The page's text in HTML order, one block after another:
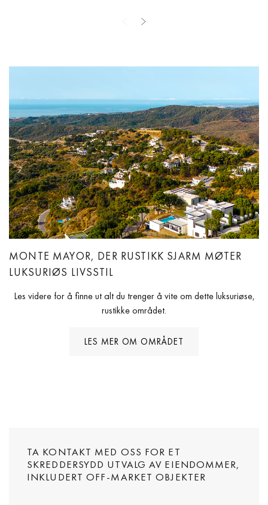
MONTE MAYOR, DER RUSTIKK SJARM MØTER
LUKSURIØS LIVSSTIL
Les videre for å finne ut alt du trenger å vite om dette luksuriøse,
rustikke området.
LES MER OM OMRÅDET
TA KONTAKT MED OSS FOR ET
SKREDDERSYDD UTVALG AV EIENDOMMER,
INKLUDERT OFF-MARKET OBJEKTER